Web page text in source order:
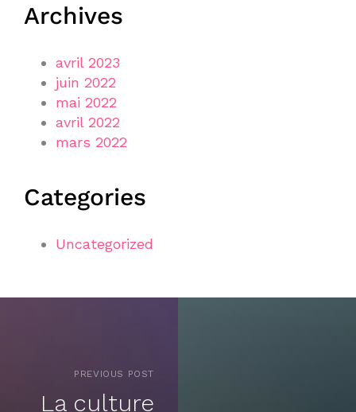
Archives
avril 2023
juin 2022
mai 2022
avril 2022
mars 2022
Categories
Uncategorized
PREVIOUS POST
La culture